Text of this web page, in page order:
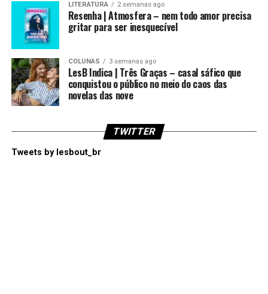
LITERATURA 2 semanas ago
Resenha | Atmosfera – nem todo amor precisa
gritar para ser inesquecível
COLUNAS 3 semanas ago
LesB Indica | Três Graças – casal sáfico que
conquistou o público no meio do caos das
novelas das nove
TWITTER
Tweets by lesbout_br